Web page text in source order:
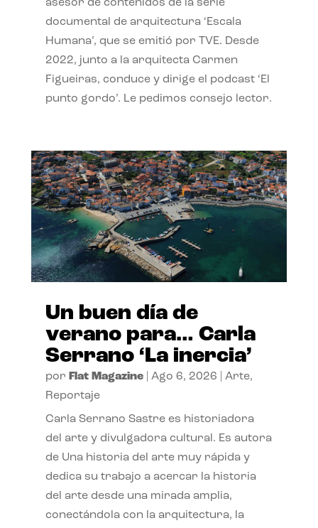
asesor de contenidos de la serie
documental de arquitectura ‘Escala
Humana’, que se emitió por TVE. Desde
2022, junto a la arquitecta Carmen
Figueiras, conduce y dirige el podcast ‘El
punto gordo’. Le pedimos consejo lector.
Un buen día de
verano para… Carla
Serrano ‘La inercia’
por Flat Magazine| Ago 6, 2026 Arte,
Reportaje
Carla Serrano Sastre es historiadora
del arte y divulgadora cultural. Es autora
de Una historia del arte muy rápida y
dedica su trabajo a acercar la historia
del arte desde una mirada amplia,
conectándola con la arquitectura, la